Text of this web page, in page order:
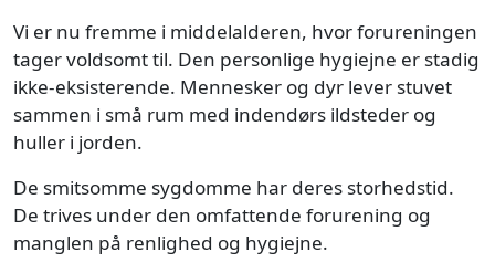
Vi er nu fremme i middelalderen, hvor forureningen
tager voldsomt til. Den personlige hygiejne er stadig
ikke-eksisterende. Mennesker og dyr lever stuvet
sammen i små rum med indendørs ildsteder og
huller i jorden.
De smitsomme sygdomme har deres storhedstid.
De trives under den omfattende forurening og
manglen på renlighed og hygiejne.